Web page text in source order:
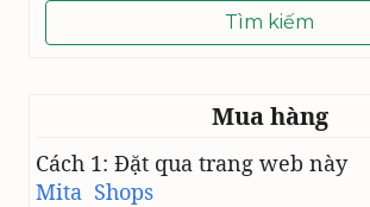
G
N
N
cho:
Mua hàng
Cách 1: Đặt qua trang web này
Mita Shops